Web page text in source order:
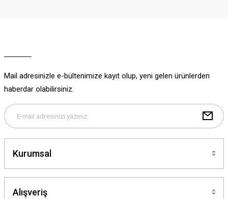
Bu ürüne benzer farklı alternatifler olmalı.
Mail adresinizle e-bültenimize kayıt olup, yeni gelen ürünlerden
haberdar olabilirsiniz.
Kurumsal
Alışveriş